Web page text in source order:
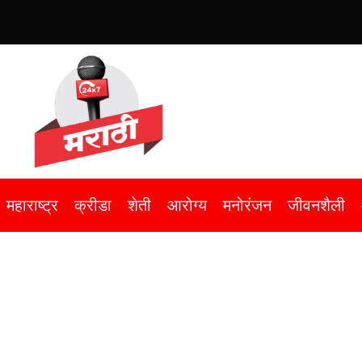
महाराष्ट्र क्रीडा शेती आरोग्य मनोरंजन जीवनशैली